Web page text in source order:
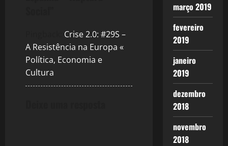
Crise 2.0: #29S –
A Resistência na Europa «
Política, Economia e
Cultura
março 2019
fevereiro
2019
janeiro
2019
dezembro
2018
novembro
2018